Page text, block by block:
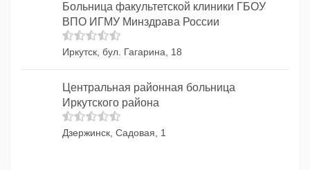
Больница факультетской клиники ГБОУ
ВПО ИГМУ Минздрава России
Иркутск, бул. Гагарина, 18
Центральная районная больница
Иркутского района
Дзержинск, Садовая, 1